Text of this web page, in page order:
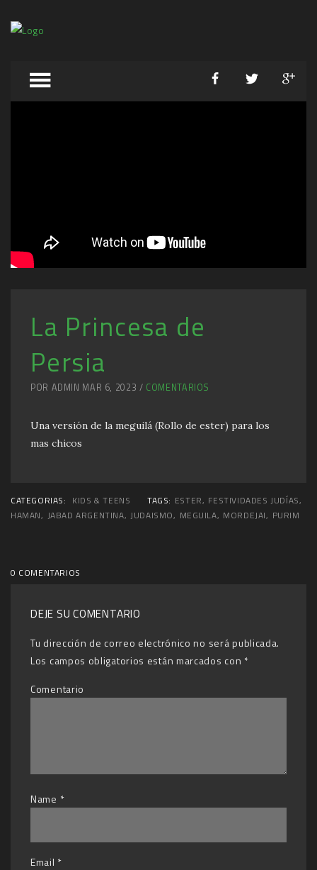
La Princesa de
Persia
POR ADMIN MAR 6, 2023 / COMENTARIOS
Una versión de la meguilá (Rollo de ester) para los
mas chicos
CATEGORIAS: KIDS & TEENS TAGS: ESTER, FESTIVIDADES JUDÍAS,
HAMAN, JABAD ARGENTINA, JUDAISMO, MEGUILA, MORDEJAI, PURIM
0 COMENTARIOS
DEJE SU COMENTARIO
Tu dirección de correo electrónico no será publicada.
Los campos obligatorios están marcados con *
Comentario
Name *
Email *